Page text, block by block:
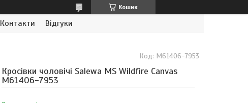
Кошик
Контакти Відгуки
Кросівки чоловічі Salewa MS Wildfire Canvas
M61406-7953
Код: M61406-7953